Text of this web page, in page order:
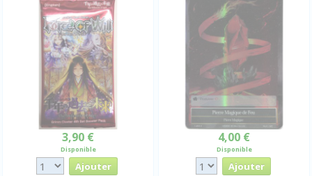
3,90 €
Disponible
4,00 €
Disponible